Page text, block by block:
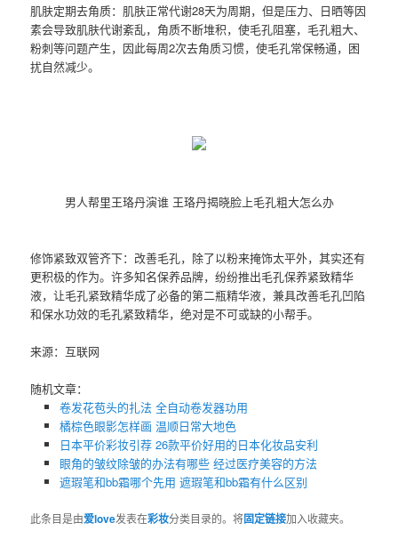
肌肤定期去角质：肌肤正常代谢28天为周期，但是压力、日晒等因
素会导致肌肤代谢紊乱，角质不断堆积，使毛孔阻塞，毛孔粗大、
粉刺等问题产生，因此每周2次去角质习惯，使毛孔常保畅通，困
扰自然减少。
男人帮里王珞丹演谁 王珞丹揭晓脸上毛孔粗大怎么办
修饰紧致双管齐下：改善毛孔，除了以粉来掩饰太平外，其实还有
更积极的作为。许多知名保养品牌，纷纷推出毛孔保养紧致精华
液，让毛孔紧致精华成了必备的第二瓶精华液，兼具改善毛孔凹陷
和保水功效的毛孔紧致精华，绝对是不可或缺的小帮手。
来源：互联网
随机文章：
卷发花苞头的扎法 全自动卷发器功用
橘棕色眼影怎样画 温顺日常大地色
日本平价彩妆引荐 26款平价好用的日本化妆品安利
眼角的皱纹除皱的办法有哪些 经过医疗美容的方法
遮瑕笔和bb霜哪个先用​ 遮瑕笔和bb霜有什么区别
此条目是由爱love发表在彩妆分类目录的。将固定链接加入收藏夹。